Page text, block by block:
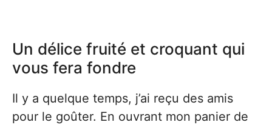
Un délice fruité et croquant qui
vous fera fondre
Il y a quelque temps, j’ai reçu des amis
pour le goûter. En ouvrant mon panier de